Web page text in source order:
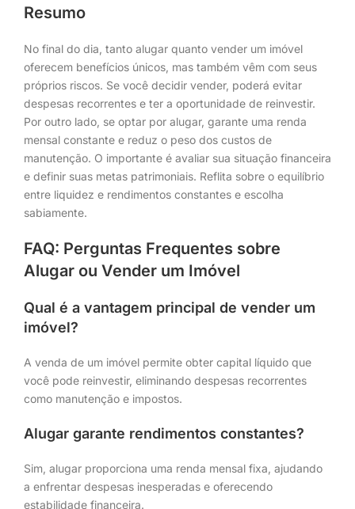
Resumo
No final do dia, tanto alugar quanto vender um imóvel
oferecem benefícios únicos, mas também vêm com seus
próprios riscos. Se você decidir vender, poderá evitar
despesas recorrentes e ter a oportunidade de reinvestir.
Por outro lado, se optar por alugar, garante uma renda
mensal constante e reduz o peso dos custos de
manutenção. O importante é avaliar sua situação financeira
e definir suas metas patrimoniais. Reflita sobre o equilíbrio
entre liquidez e rendimentos constantes e escolha
sabiamente.
FAQ: Perguntas Frequentes sobre
Alugar ou Vender um Imóvel
Qual é a vantagem principal de vender um
imóvel?
A venda de um imóvel permite obter capital líquido que
você pode reinvestir, eliminando despesas recorrentes
como manutenção e impostos.
Alugar garante rendimentos constantes?
Sim, alugar proporciona uma renda mensal fixa, ajudando
a enfrentar despesas inesperadas e oferecendo
estabilidade financeira.